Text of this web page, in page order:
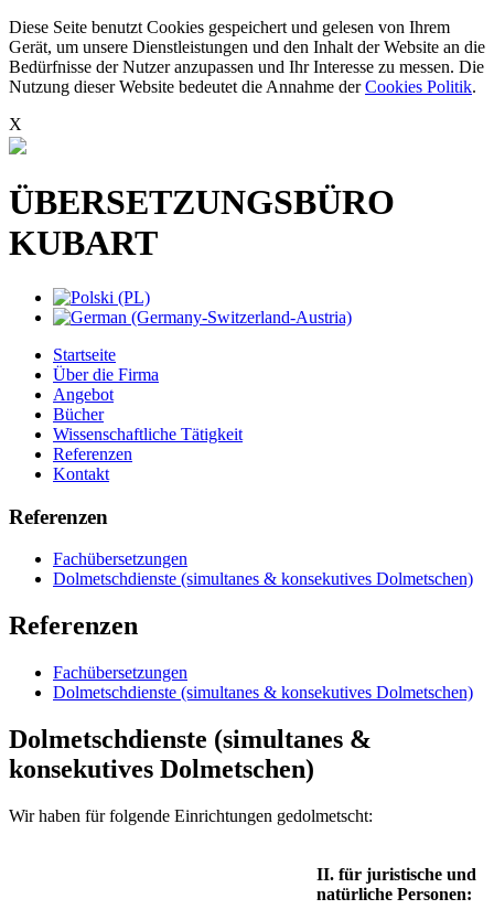
Diese Seite benutzt Cookies gespeichert und gelesen von Ihrem
Gerät, um unsere Dienstleistungen und den Inhalt der Website an die
Bedürfnisse der Nutzer anzupassen und Ihr Interesse zu messen. Die
Nutzung dieser Website bedeutet die Annahme derCookies Politik.
X
ÜBERSETZUNGSBÜRO
KUBART
Startseite
Über die Firma
Angebot
Bücher
Wissenschaftliche Tätigkeit
Referenzen
Kontakt
Referenzen
Fachübersetzungen
Dolmetschdienste (simultanes & konsekutives Dolmetschen)
Referenzen
Fachübersetzungen
Dolmetschdienste (simultanes & konsekutives Dolmetschen)
Dolmetschdienste (simultanes &
konsekutives Dolmetschen)
Wir haben für folgende Einrichtungen gedolmetscht:
II. für juristische und
natürliche Personen: